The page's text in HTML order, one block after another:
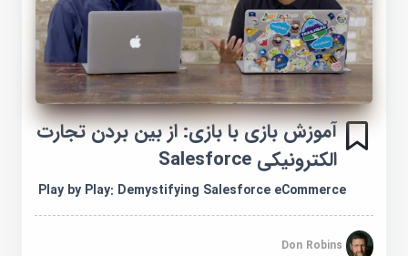
آموزش بازی با بازی: از بین بردن تجارت
الکترونیکی Salesforce
Play by Play: Demystifying Salesforce eCommerce
Don Robins